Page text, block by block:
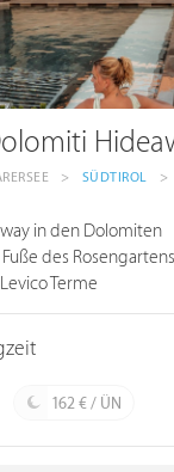
> SÜDTIROL >
in den Dolomiten
Fuße des
Terme
162 € / ÜN